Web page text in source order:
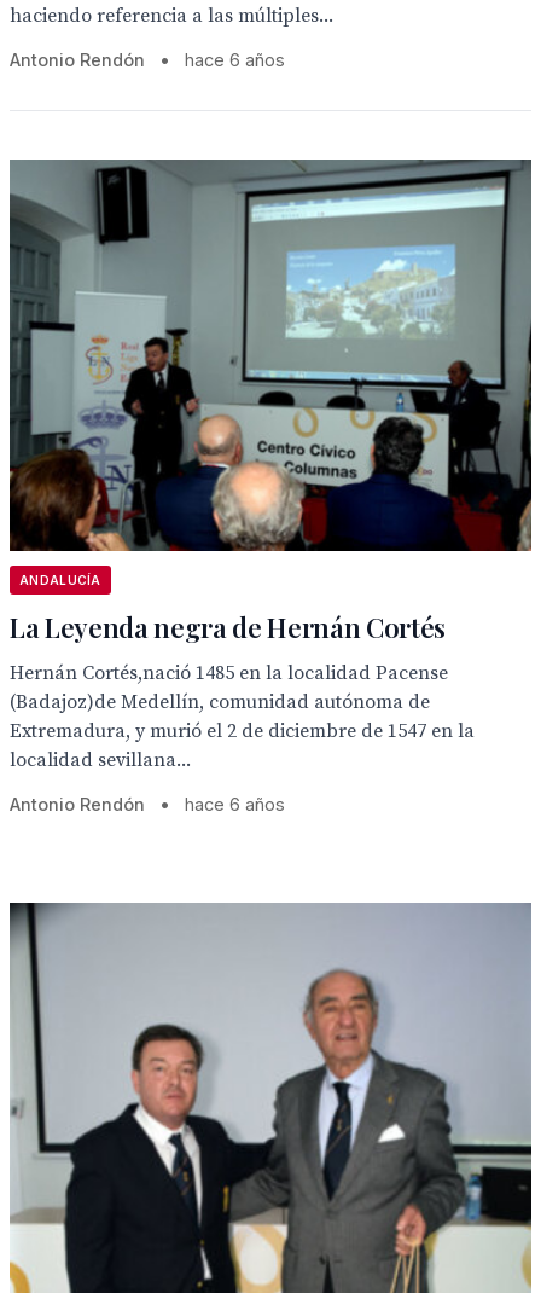
haciendo referencia a las múltiples...
Antonio Rendón • hace 6 años
ANDALUCÍA
La Leyenda negra de Hernán Cortés
Hernán Cortés,nació 1485 en la localidad Pacense
(Badajoz)de Medellín, comunidad autónoma de
Extremadura, y murió el 2 de diciembre de 1547 en la
localidad sevillana...
Antonio Rendón • hace 6 años